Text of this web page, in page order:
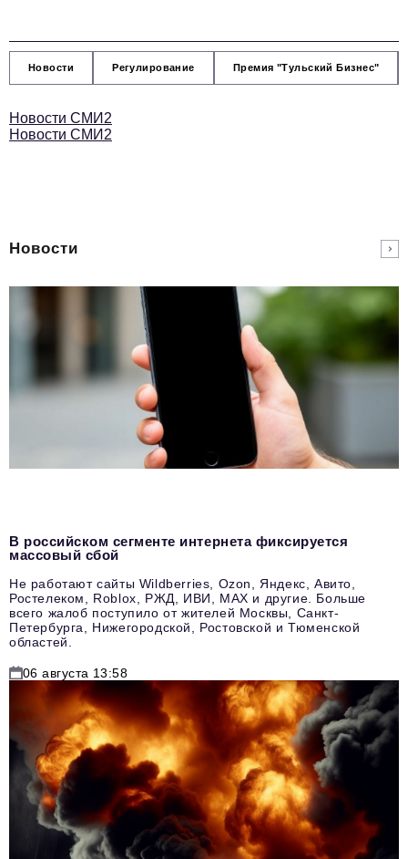
Новости Регулирование Премия "Тульский Бизнес"
Новости СМИ2
Новости СМИ2
Новости
В российском сегменте интернета фиксируется
массовый сбой
Не работают сайты Wildberries, Ozon, Яндекс, Авито,
Ростелеком, Roblox, РЖД, ИВИ, MAX и другие. Больше
всего жалоб поступило от жителей Москвы, Санкт-
Петербурга, Нижегородской, Ростовской и Тюменской
областей.
06 августа 13:58